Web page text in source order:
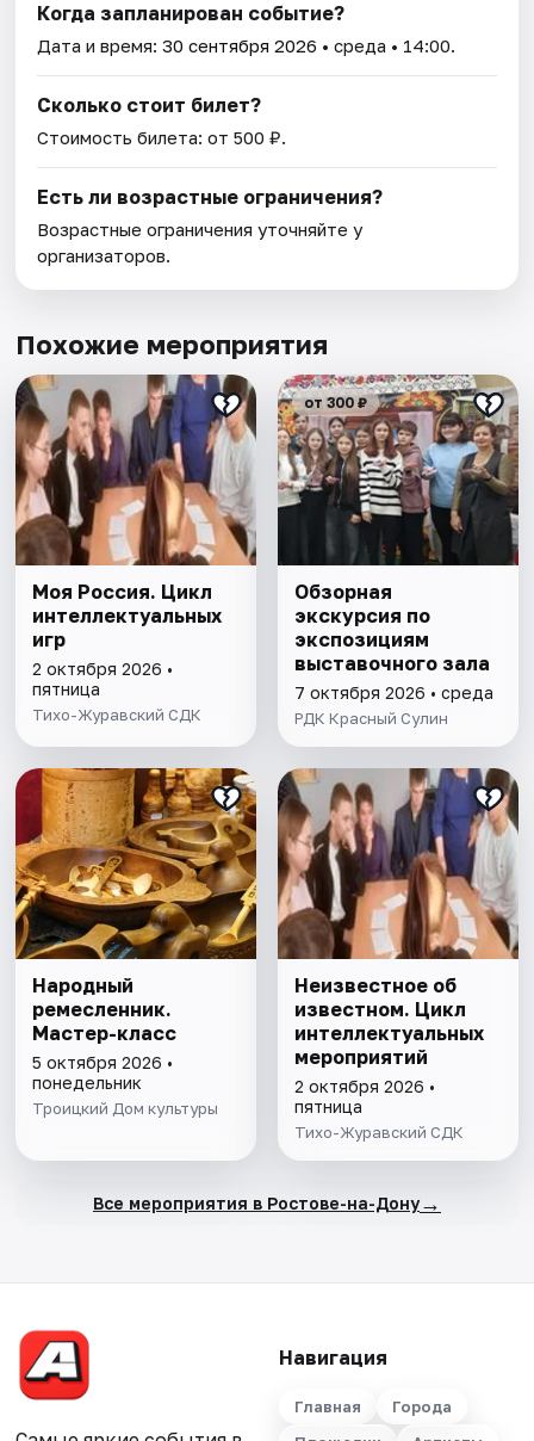
Когда запланирован событие?
Дата и время:30 сентября 2026 • среда • 14:00.
Сколько стоит билет?
Стоимость билета: от 500 ₽.
Есть ли возрастные ограничения?
Возрастные ограничения уточняйте у
организаторов.
Похожие мероприятия
Моя Россия. Цикл
интеллектуальных
игр
2 октября 2026 •
пятница
Тихо-Журавский СДК
от 300 ₽
Обзорная
экскурсия по
экспозициям
выставочного зала
7 октября 2026 • среда
РДК Красный Сулин
Народный
ремесленник.
Мастер-класс
5 октября 2026 •
понедельник
Троицкий Дом культуры
Неизвестное об
известном. Цикл
интеллектуальных
мероприятий
2 октября 2026 •
пятница
Тихо-Журавский СДК
Все мероприятия в Ростове-на-Дону→
Навигация
Главная
Города